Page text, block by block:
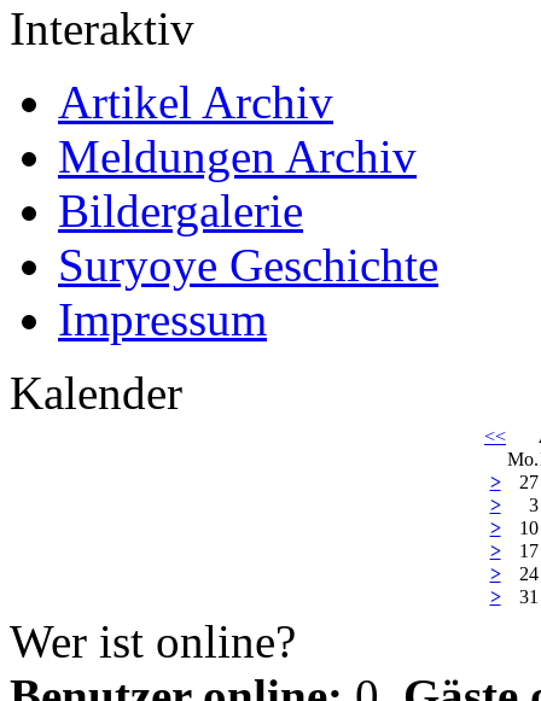
Interaktiv
Artikel Archiv
Meldungen Archiv
Bildergalerie
Suryoye Geschichte
Impressum
Kalender
<<
Mo.
>
27
>
3
>
10
>
17
>
24
>
31
Wer ist online?